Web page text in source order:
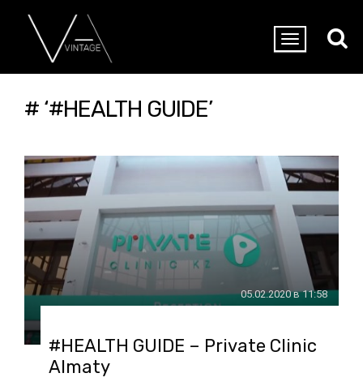
# ‘#HEALTH GUIDE’
05.02.2020 в 11:58
#HEALTH GUIDE – Private Clinic
Almaty